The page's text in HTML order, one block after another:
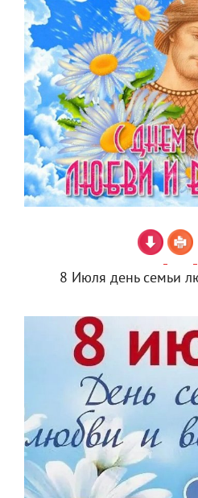
8 Июля день семьи